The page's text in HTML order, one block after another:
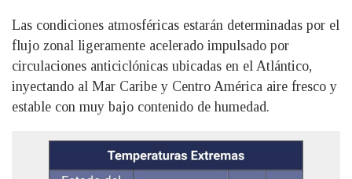
Las condiciones atmosféricas estarán determinadas por el
flujo zonal ligeramente acelerado impulsado por
circulaciones anticiclónicas ubicadas en el Atlántico,
inyectando al Mar Caribe y Centro América aire fresco y
estable con muy bajo contenido de humedad.